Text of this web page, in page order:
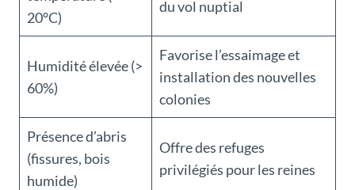
20°C)
du vol nuptial
Humidité élevée (>
60%)
Favorise l’essaimage et
installation des nouvelles
colonies
Présence d’abris
(fissures, bois
humide)
Offre des refuges
privilégiés pour les reines